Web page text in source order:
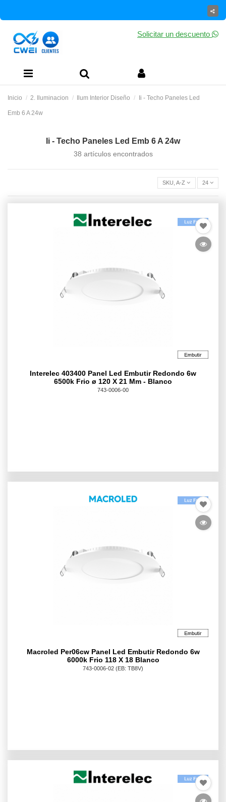
Solicitar un descuento
Inicio 2. Iluminacion Ilum Interior Diseño Ii - Techo Paneles Led
Emb 6 A 24w
Ii - Techo Paneles Led Emb 6 A 24w
38 artículos encontrados
SKU, A-Z
Interelec 403400 Panel Led Embutir Redondo 6w
6500k Frio ø 120 X 21 Mm - Blanco
743-0006-00
Macroled Per06cw Panel Led Embutir Redondo 6w
6000k Frio 118 X 18 Blanco
743-0006-02 (EB: TB8V)